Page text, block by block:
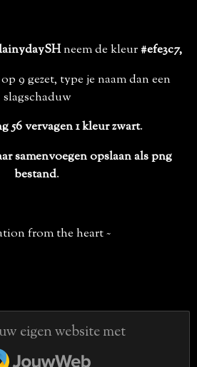
neem de kleur #efe3c7,
9 gezet, type je naam dan een
slagschaduw
56 vervagen 1 kleur zwart.
samenvoegen opslaan als png
bestand.
from the heart ~
eigen website met